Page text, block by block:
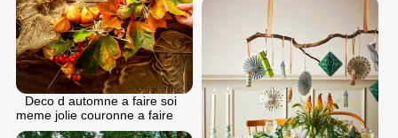
Deco d automne a faire soi
meme jolie couronne a faire